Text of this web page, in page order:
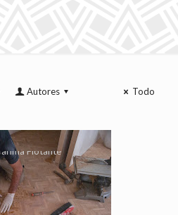
Autores Todo